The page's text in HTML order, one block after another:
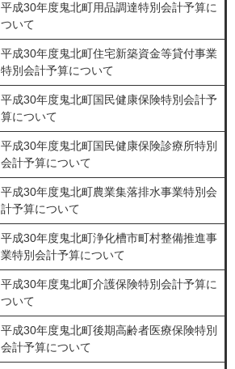
平成30年度鬼北町用品調達特別会計予算に
ついて
平成30年度鬼北町住宅新築資金等貸付事業
特別会計予算について
平成30年度鬼北町国民健康保険特別会計予
算について
平成30年度鬼北町国民健康保険診療所特別
会計予算について
平成30年度鬼北町農業集落排水事業特別会
計予算について
平成30年度鬼北町浄化槽市町村整備推進事
業特別会計予算について
平成30年度鬼北町介護保険特別会計予算に
ついて
平成30年度鬼北町後期高齢者医療保険特別
会計予算について